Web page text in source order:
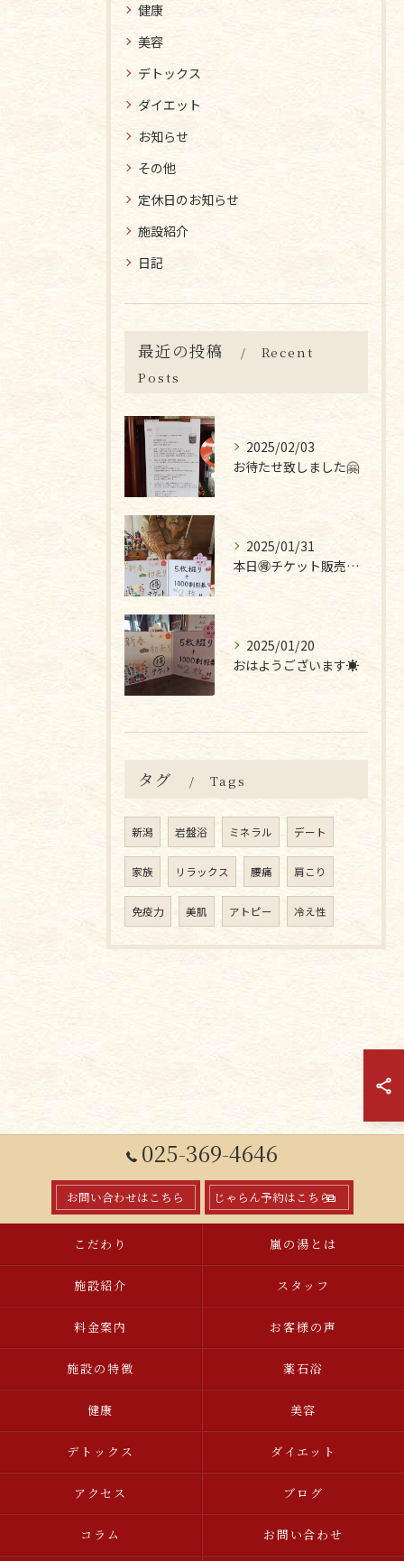
健康
美容
デトックス
ダイエット
お知らせ
その他
定休日のお知らせ
施設紹介
日記
最近の投稿
Recent
Posts
2025/02/03
お待たせ致しました🤗
2025/01/31
本日🉐チケット販売最終日です❣
2025/01/20
おはようございます☀
タグ Tags
新潟 岩盤浴 ミネラル デート
家族 リラックス 腰痛 肩こり
免疫力 美肌 アトピー 冷え性
025-369-4646
お問い合わせはこちら じゃらん予約はこちら
こだわり 嵐の湯とは
施設紹介 スタッフ
料金案内 お客様の声
施設の特徴 薬石浴
健康 美容
デトックス ダイエット
アクセス ブログ
コラム お問い合わせ